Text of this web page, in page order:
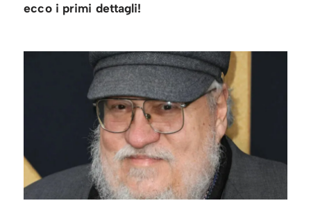
ecco i primi dettagli!